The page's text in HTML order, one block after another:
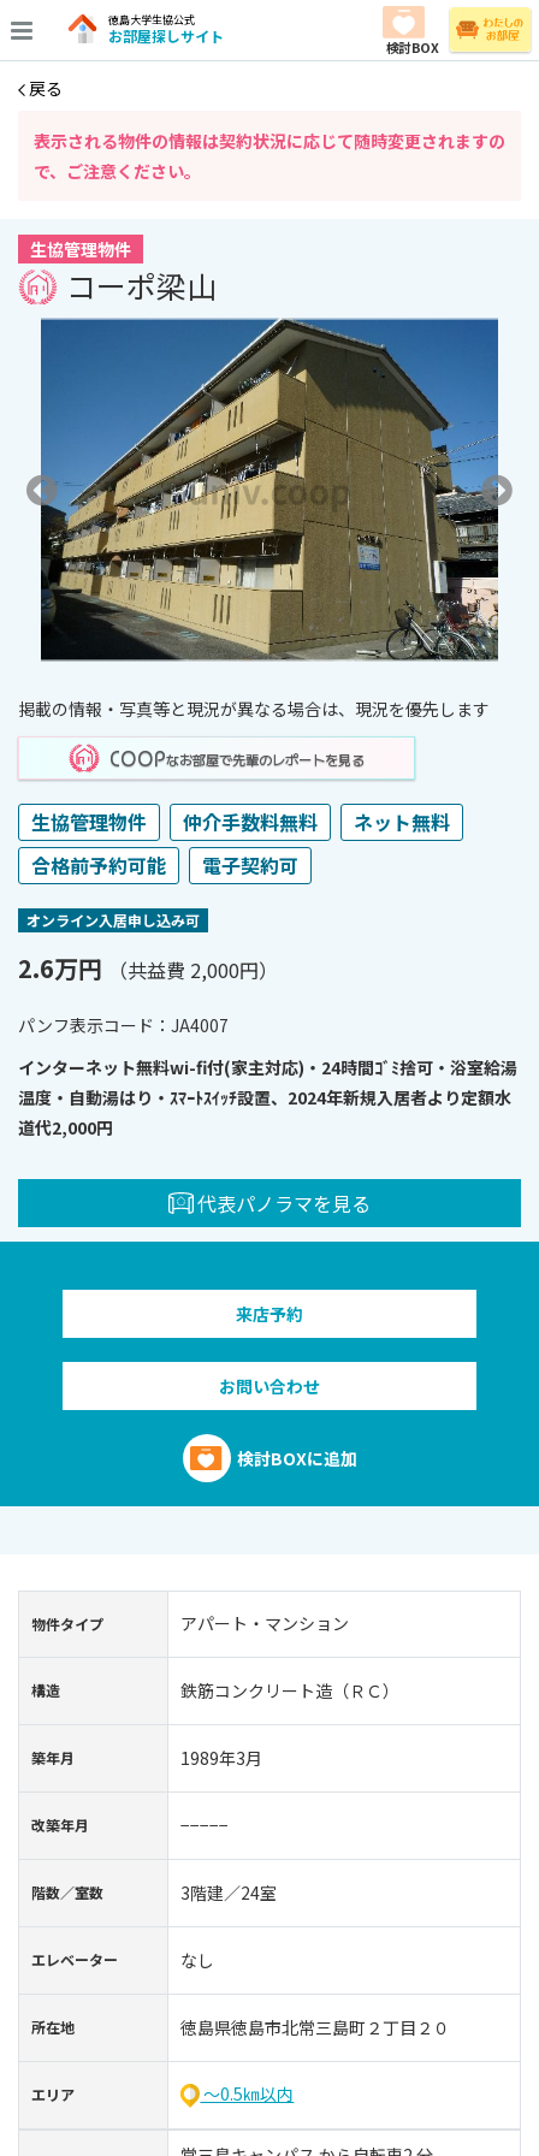
徳島大学生協公式
お部屋探しサイト
検討BOX
戻る
表⽰される物件の情報は契約状況に応じて随時変更されますの
で、ご注意ください。
生協管理物件
コーポ梁山
掲載の情報・写真等と現況が異なる場合は、現況を優先します
COOPなお部屋で先輩のレポートを見る
生協管理物件 仲介手数料無料
ネット無料
合格前予約可能
電子契約可
オンライン⼊居申し込み可
2.6万円 （共益費 2,000円）
パンフ表⽰コード：JA4007
インターネット無料wi-fi付(家主対応)・24時間ｺﾞﾐ捨可・浴室給湯
温度・自動湯はり・ｽﾏｰﾄｽｲｯﾁ設置、2024年新規入居者より定額水
道代2,000円
代表パノラマを見る
来店予約
お問い合わせ
検討BOXに追加
物件タイプ アパート・マンション
構造 鉄筋コンクリート造（ＲＣ）
築年⽉ 1989年3月
改築年月 −−−−−
階数∕室数 3階建／24室
エレベーター なし
所在地 徳島県徳島市北常三島町２丁目２０
エリア ～0.5㎞以内